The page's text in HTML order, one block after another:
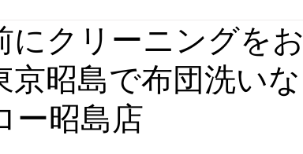
にクリーニングをお
昭島で布団洗いな
ー昭島店